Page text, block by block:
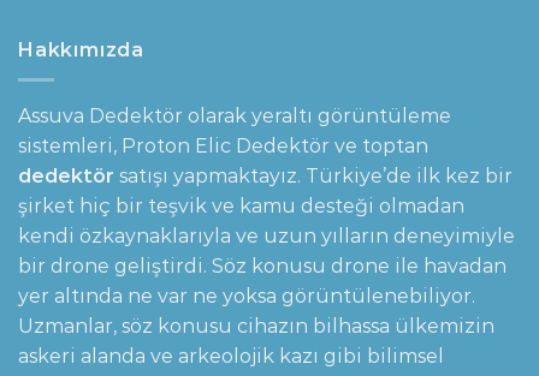
Hakkımızda
Assuva Dedektör olarak yeraltı görüntüleme
sistemleri, Proton Elic Dedektör ve toptan
dedektör satışı yapmaktayız. Türkiye’de ilk kez bir
şirket hiç bir teşvik ve kamu desteği olmadan
kendi özkaynaklarıyla ve uzun yılların deneyimiyle
bir drone geliştirdi. Söz konusu drone ile havadan
yer altında ne var ne yoksa görüntülenebiliyor.
Uzmanlar, söz konusu cihazın bilhassa ülkemizin
askeri alanda ve arkeolojik kazı gibi bilimsel